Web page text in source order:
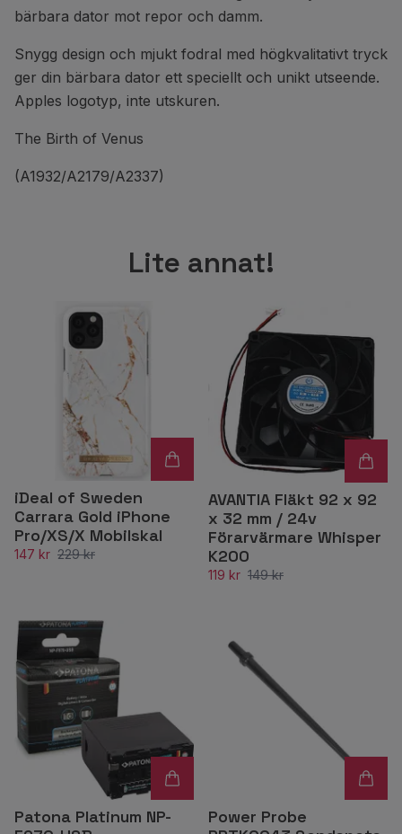
bärbara dator mot repor och damm.
Snygg design och mjukt fodral med högkvalitativt tryck
ger din bärbara dator ett speciellt och unikt utseende.
Apples logotyp, inte utskuren.
The Birth of Venus
(A1932/A2179/A2337)
Lite annat!
iDeal of Sweden
Carrara Gold iPhone
Pro/XS/X Mobilskal
147 kr 229 kr
AVANTIA Fläkt 92 x 92
x 32 mm / 24v
Förarvärmare Whisper
K200
119 kr 149 kr
Patona Platinum NP-
Power Probe